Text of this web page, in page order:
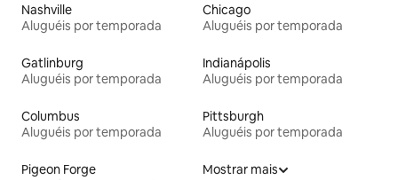
Nashville
Aluguéis por temporada
Chicago
Aluguéis por temporada
Gatlinburg
Aluguéis por temporada
Indianápolis
Aluguéis por temporada
Columbus
Aluguéis por temporada
Pittsburgh
Aluguéis por temporada
Pigeon Forge
Mostrar mais